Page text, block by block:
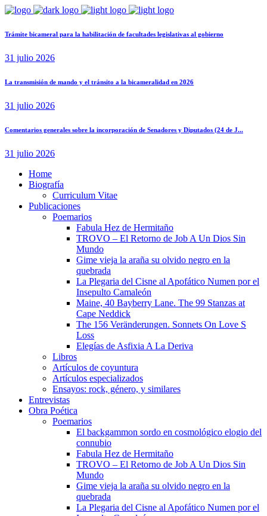
Trámite bicameral para la habilitación de facultades legislativas al gobierno
31 julio 2026
La transmisión de mando y el tránsito a la bicameralidad en 2026
31 julio 2026
Comentarios generales sobre la incorporación de Senadores y Diputados (24 de J...
31 julio 2026
Home
Biografía
Curriculum Vitae​
Publicaciones
Poemarios
Fabula Hez de Hermitaño
TROVO – El Retorno de Job A Un Dios Sin
Mundo
Gime vieja la araña su olvido negro en la
quebrada
La Plegaria del Cisne al Apofático Numen por el
Insepulto Camaleón
Maine, 40 Bayberry Lane. The 99 Stanzas at
Cape Neddick
The 156 Veränderungen. Sonnets On Love S
Loss
Elegías de Asfixia A La Deriva
Libros
Artículos de coyuntura
Artículos especializados
Ensayos: rock, género, y similares
Entrevistas
Obra Poética
Poemarios
El backgammon sordo en cosmológico elogio del
connubio
Fabula Hez de Hermitaño
TROVO – El Retorno de Job A Un Dios Sin
Mundo
Gime vieja la araña su olvido negro en la
quebrada
La Plegaria del Cisne al Apofático Numen por el